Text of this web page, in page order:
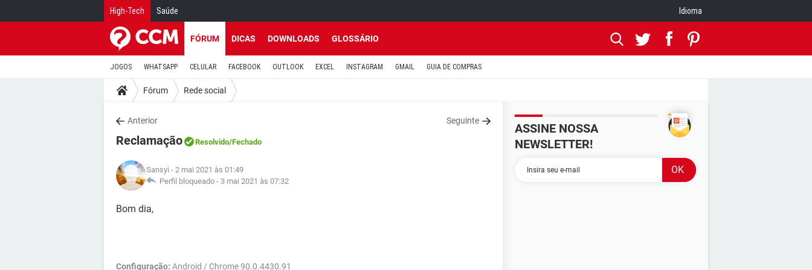
High-Tech Saúde Idioma
FÓRUM DICAS DOWNLOADS GLOSSÁRIO
JOGOS WHATSAPP CELULAR FACEBOOK OUTLOOK EXCEL INSTAGRAM GMAIL GUIA DE COMPRAS
Fórum Rede social
Anterior Seguinte
Reclamação Resolvido/Fechado
Sansyi - 2 mai 2021 às 01:49
Perfil bloqueado - 3 mai 2021 às 07:32
Bom dia,
Configuração: Android / Chrome 90.0.4430.91
ASSINE NOSSA
NEWSLETTER!